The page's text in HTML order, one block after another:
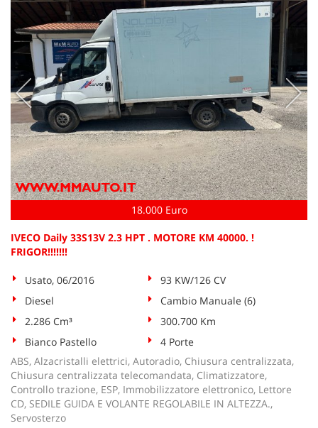
18.000 Euro
IVECO Daily 33S13V 2.3 HPT . MOTORE KM 40000. !
FRIGOR!!!!!!!
Usato, 06/2016
93 KW/126 CV
Diesel
Cambio Manuale (6)
2.286 Cm³
300.700 Km
Bianco Pastello
4 Porte
ABS, Alzacristalli elettrici, Autoradio, Chiusura centralizzata,
Chiusura centralizzata telecomandata, Climatizzatore,
Controllo trazione, ESP, Immobilizzatore elettronico, Lettore
CD, SEDILE GUIDA E VOLANTE REGOLABILE IN ALTEZZA.,
Servosterzo